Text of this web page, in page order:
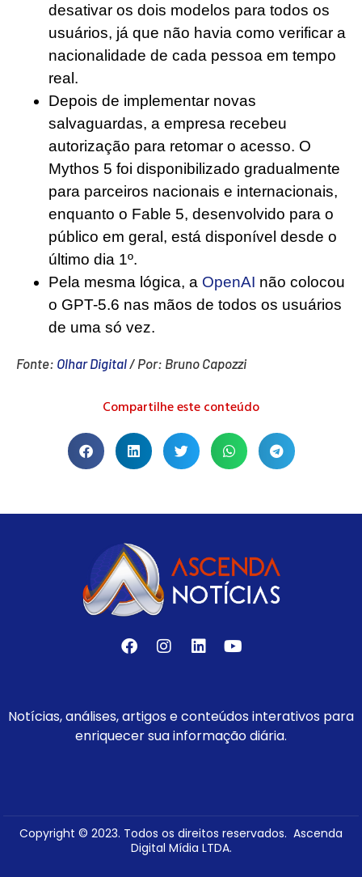
desativar os dois modelos para todos os
usuários, já que não havia como verificar a
nacionalidade de cada pessoa em tempo
real.
Depois de implementar novas
salvaguardas, a empresa recebeu
autorização para retomar o acesso. O
Mythos 5 foi disponibilizado gradualmente
para parceiros nacionais e internacionais,
enquanto o Fable 5, desenvolvido para o
público em geral, está disponível desde o
último dia 1º.
Pela mesma lógica, a OpenAI não colocou
o GPT-5.6 nas mãos de todos os usuários
de uma só vez.
Fonte: Olhar Digital / Por: Bruno Capozzi
Compartilhe este conteúdo
Notícias, análises, artigos e conteúdos interativos para
enriquecer sua informação diária.
Copyright © 2023. Todos os direitos reservados. Ascenda
Digital Mídia LTDA.